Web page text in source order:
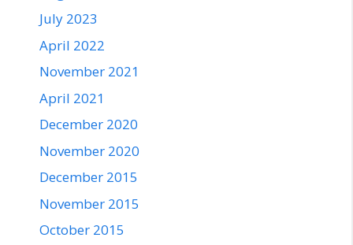
July 2023
April 2022
November 2021
April 2021
December 2020
November 2020
December 2015
November 2015
October 2015